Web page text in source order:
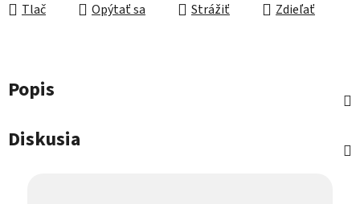
Tlač Opýtať sa Strážiť Zdieľať
Popis
Diskusia